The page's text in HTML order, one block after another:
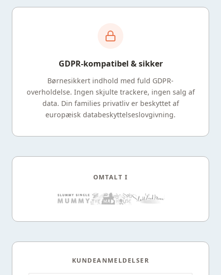
GDPR-kompatibel & sikker
Børnesikkert indhold med fuld GDPR-
overholdelse. Ingen skjulte trackere, ingen salg af
data. Din families privatliv er beskyttet af
europæisk databeskyttelseslovgivning.
OMTALT I
KUNDEANMELDELSER